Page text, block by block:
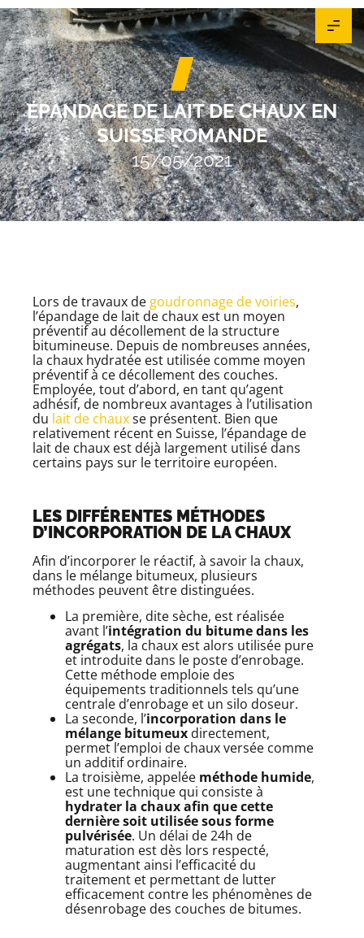
ÉPANDAGE DE LAIT DE CHAUX EN
SUISSE ROMANDE
15/05/2021
Lors de travaux de goudronnage de voiries,
l’épandage de lait de chaux est un moyen
préventif au décollement de la structure
bitumineuse. Depuis de nombreuses années,
la chaux hydratée est utilisée comme moyen
préventif à ce décollement des couches.
Employée, tout d’abord, en tant qu’agent
adhésif, de nombreux avantages à l’utilisation
du lait de chauxse présentent. Bien que
relativement récent en Suisse, l’épandage de
lait de chaux est déjà largement utilisé dans
certains pays sur le territoire européen.
LES DIFFÉRENTES MÉTHODES
D’INCORPORATION DE LA CHAUX
Afin d’incorporer le réactif, à savoir la chaux,
dans le mélange bitumeux, plusieurs
méthodes peuvent être distinguées.
La première, dite sèche, est réalisée
avant l’intégration du bitume dans les
agrégats, la chaux est alors utilisée pure
et introduite dans le poste d’enrobage.
Cette méthode emploie des
équipements traditionnels tels qu’une
centrale d’enrobage et un silo doseur.
La seconde, l’incorporation dans le
mélange bitumeux directement,
permet l’emploi de chaux versée comme
un additif ordinaire.
La troisième, appelée méthode humide,
est une technique qui consiste à
hydrater la chaux afin que cette
dernière soit utilisée sous forme
pulvérisée. Un délai de 24h de
maturation est dès lors respecté,
augmentant ainsi l’efficacité du
traitement et permettant de lutter
efficacement contre les phénomènes de
désenrobage des couches de bitumes.